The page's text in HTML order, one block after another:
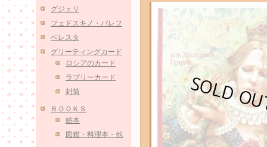
グジェリ
フェドスキノ・パレフ
ベレスタ
グリーティングカード
ロシアのカード
ラブリーカード
封筒
ＢＯＯＫＳ
絵本
図鑑・料理本・他